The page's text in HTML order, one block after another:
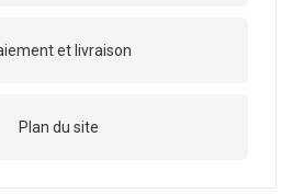
et livraison
Plan du site